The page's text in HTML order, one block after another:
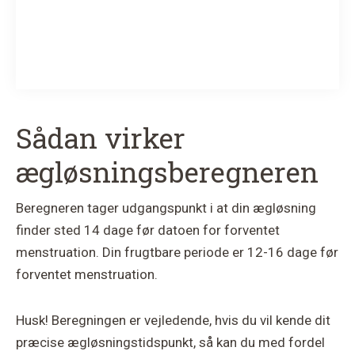
Sådan virker
ægløsningsberegneren
Beregneren tager udgangspunkt i at din ægløsning
finder sted 14 dage før datoen for forventet
menstruation. Din frugtbare periode er 12-16 dage før
forventet menstruation.
Husk! Beregningen er vejledende, hvis du vil kende dit
præcise ægløsningstidspunkt, så kan du med fordel